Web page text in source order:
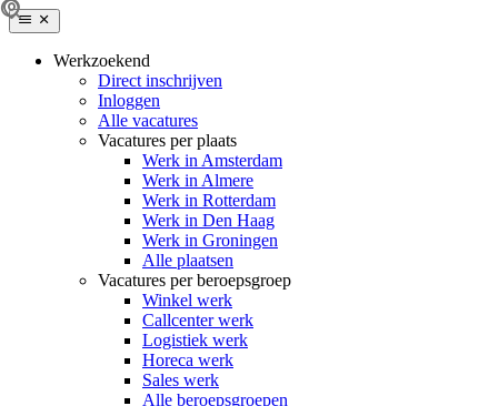
Werkzoekend
Direct inschrijven
Inloggen
Alle vacatures
Vacatures per plaats
Werk in Amsterdam
Werk in Almere
Werk in Rotterdam
Werk in Den Haag
Werk in Groningen
Alle plaatsen
Vacatures per beroepsgroep
Winkel werk
Callcenter werk
Logistiek werk
Horeca werk
Sales werk
Alle beroepsgroepen